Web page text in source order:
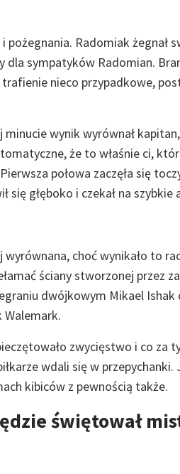
Radomiak żegnał
dla sympatyków Radomian.
nieco przypadkowe,
wynik wyrównał
że to właśnie ci,
połowa zaczęła się
się głęboko i czekał na szybkie
wyrównana, choć wynikało to
ściany stworzonej przez
dwójkowym Mikael Ishak
zwycięstwo i co za
wdali się w
kibiców z pewnością także.
świętował